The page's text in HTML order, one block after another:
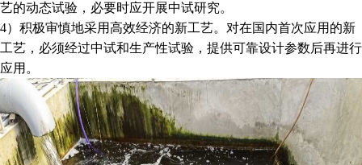
艺的动态试验，必要时应开展中试研究。
4）积极审慎地采用高效经济的新工艺。对在国内首次应用的新
工艺，必须经过中试和生产性试验，提供可靠设计参数后再进行
应用。